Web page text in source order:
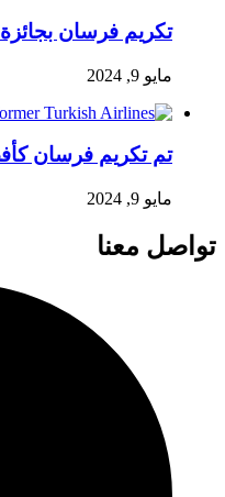
تكريم فرسان بجائزة الأداء المتميز لعام
مايو 9, 2024
تم تكريم فرسان كأفضل شركة
مايو 9, 2024
تواصل معنا